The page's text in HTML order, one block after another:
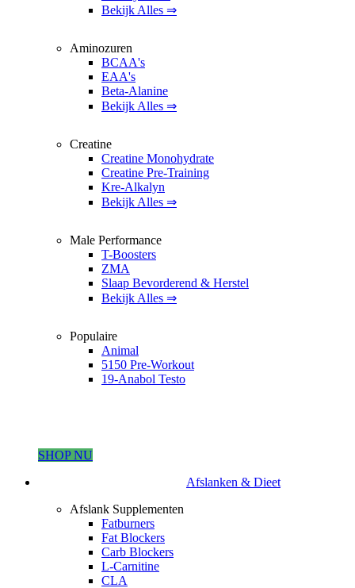
Bekijk Alles ⇒
Aminozuren
BCAA's
EAA's
Beta-Alanine
Bekijk Alles ⇒
Creatine
Creatine Monohydrate
Creatine Pre-Training
Kre-Alkalyn
Bekijk Alles ⇒
Male Performance
T-Boosters
ZMA
Slaap Bevorderend & Herstel
Bekijk Alles ⇒
Populaire
Animal
5150 Pre-Workout
19-Anabol Testo
SHOP NU
Afslanken & Dieet
Afslank Supplementen
Fatburners
Fat Blockers
Carb Blockers
L-Carnitine
CLA